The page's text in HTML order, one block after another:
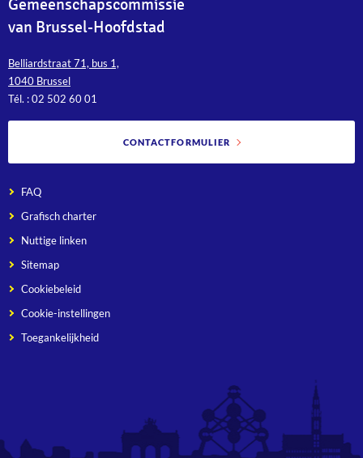
Gemeenschapscommissie
van Brussel-Hoofdstad
Belliardstraat 71, bus 1,
1040 Brussel
Tél. : 02 502 60 01
CONTACTFORMULIER
FAQ
Grafisch charter
Nuttige linken
Sitemap
Cookiebeleid
Cookie-instellingen
Toegankelijkheid